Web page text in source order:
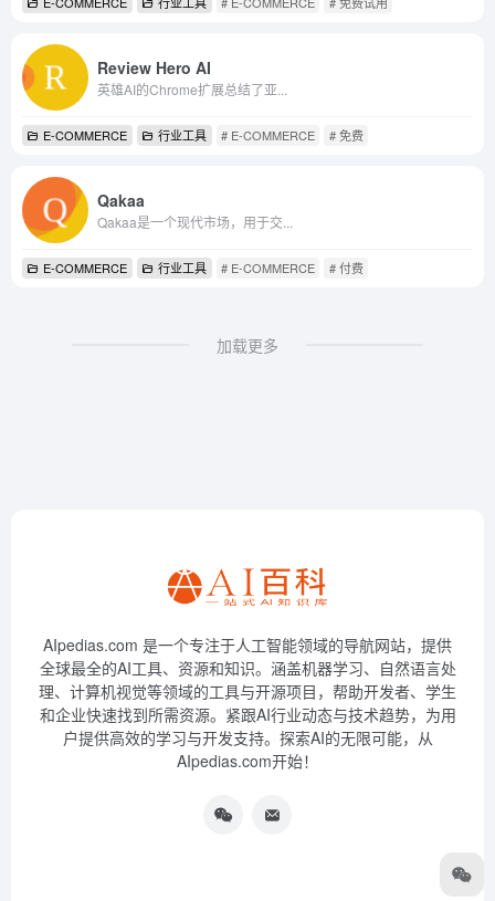
Review Hero AI
英雄AI的Chrome扩展总结了亚...
E-COMMERCE 行业工具 # E-COMMERCE # 免费
Qakaa
Qakaa是一个现代市场，用于交...
E-COMMERCE 行业工具 # E-COMMERCE # 付费
加载更多
AIpedias.com 是一个专注于人工智能领域的导航网站，提供
全球最全的AI工具、资源和知识。涵盖机器学习、自然语言处
理、计算机视觉等领域的工具与开源项目，帮助开发者、学生
和企业快速找到所需资源。紧跟AI行业动态与技术趋势，为用
户提供高效的学习与开发支持。探索AI的无限可能，从
AIpedias.com开始！